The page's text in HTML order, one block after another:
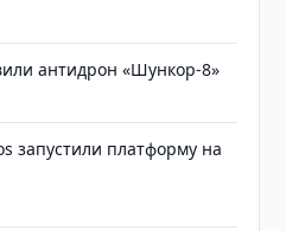
антидрон «Шункор-8»
запустили платформу на